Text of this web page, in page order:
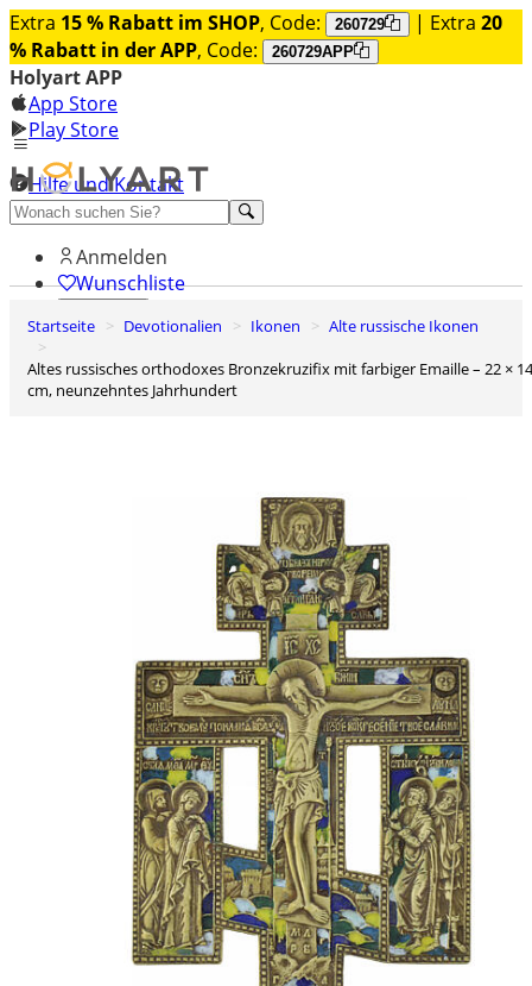
Extra 15 % Rabatt im SHOP, Code: 260729 | Extra 20
% Rabatt in der APP, Code: 260729APP
Holyart APP
App Store
Play Store
Hilfe und Kontakt
Entdecken Sie Premium
Anmelden
Wunschliste
0
Startseite Devotionalien Ikonen
Alte russische Ikonen
Altes russisches orthodoxes Bronzekruzifix mit farbiger Emaille – 22 × 14
cm, neunzehntes Jahrhundert